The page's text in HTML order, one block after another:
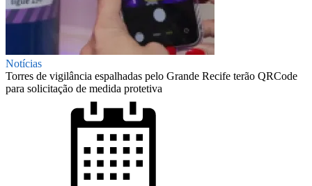
Notícias
Torres de vigilância espalhadas pelo Grande Recife terão QRCode
para solicitação de medida protetiva